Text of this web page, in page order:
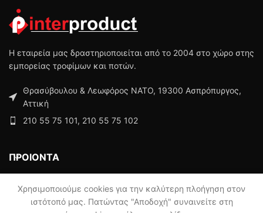
Η εταιρεία μας δραστηριοποιείται από το 2004 στο χώρο στης
εμπορείας τροφίμων και ποτών.
Θρασύβουλου & Λεωφόρος ΝΑΤΟ, 19300 Ασπρόπυργος,
Αττική
210 55 75 101, 210 55 75 102
ΠΡΟΙΟΝΤΑ
ΜΕΝΟΥ
Χρησιμοποιούμε cookies για την καλύτερη πλοήγηση στον
ιστότοπό μας. Πατώντας "Αποδοχή" συναινείτε στη